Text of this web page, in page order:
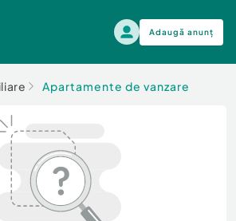
Adaugă anunț
si ambarcatiuni
Apartamente de vanzare